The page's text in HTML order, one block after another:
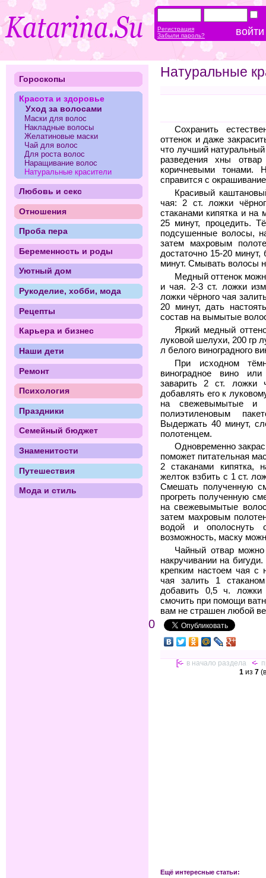
Натуральные
Сохранить
оттенок и даже
что лучший
разведения хны
коричневыми тонами.
справится с
Красивый
чая: 2 ст. ложки
стаканами кипятка и на
25 минут, процедить.
подсушенные волосы,
затем махровым
достаточно 15-20
минут. Смывать волосы
Медный оттенок
и чая. 2-3 ст. ложки
ложки чёрного чая
20 минут, дать
состав на вымытые
Яркий медный
луковой шелухи, 200 гр
л белого виноградного
При исходном
виноградное вино
заварить 2 ст. ложки
добавлять его к
на свежевымытые и
полиэтиленовым
Выдержать 40 минут,
полотенцем.
Одновременно
поможет питательная
2 стаканами кипятка,
желток взбить с 1 ст.
Смешать полученную
прогреть полученную
на свежевымытые
затем махровым
водой и ополоснуть
возможность, маску
Чайный отвар можно
накручивании на
крепким настоем чая с
чая залить 1
добавить 0,5 ч. ложки
смочить при помощи
вам не страшен любой
0
[<- в начало раздела <-
1 из 7
Ещё интересные статьи:
Гороскопы
Красота и здоровье
Уход за волосами
Маски для волос
Накладные волосы
Желатиновые маски
Чай для волос
Для роста волос
Наращивание волос
Натуральные красители
Любовь и секс
Отношения
Проба пера
Беременность и роды
Уютный дом
Рукоделие, хобби, мода
Рецепты
Карьера и бизнес
Наши дети
Ремонт
Психология
Праздники
Семейный бюджет
Знаменитости
Путешествия
Мода и стиль
Регистрация
Забыли пароль?